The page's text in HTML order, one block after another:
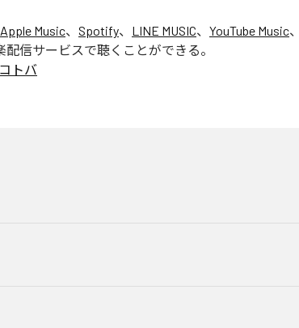
Apple Music、 Spotify、 LINE MUSIC、 YouTube Music、
配信サービスで聴くことができる。
トバ